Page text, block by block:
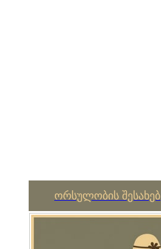
ორსულობის შესახებ